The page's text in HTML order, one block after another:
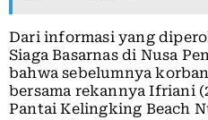
Dari informasi yang
Siaga Basarnas di Nusa
bahwa sebelumnya
bersama rekannya Ifriani
Pantai Kelingking Beach